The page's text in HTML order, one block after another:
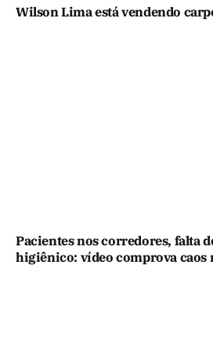
Wilson Lima está vendendo
Pacientes nos corredores, falta
higiênico: vídeo comprova caos